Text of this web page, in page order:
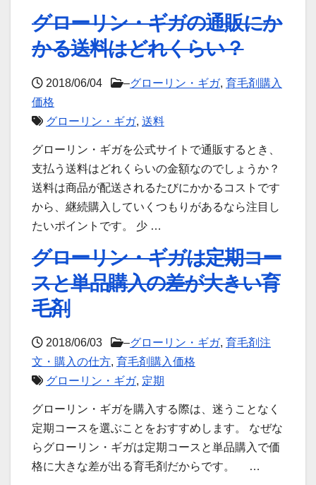
グローリン・ギガの通販にか
かる送料はどれくらい？
2018/06/04 –グローリン・ギガ, 育毛剤購入
価格
グローリン・ギガ, 送料
グローリン・ギガを公式サイトで通販するとき、
支払う送料はどれくらいの金額なのでしょうか？
送料は商品が配送されるたびにかかるコストです
から、継続購入していくつもりがあるなら注目し
たいポイントです。 少 …
グローリン・ギガは定期コー
スと単品購入の差が大きい育
毛剤
2018/06/03 –グローリン・ギガ, 育毛剤注
文・購入の仕方, 育毛剤購入価格
グローリン・ギガ, 定期
グローリン・ギガを購入する際は、迷うことなく
定期コースを選ぶことをおすすめします。 なぜな
らグローリン・ギガは定期コースと単品購入で価
格に大きな差が出る育毛剤だからです。 …